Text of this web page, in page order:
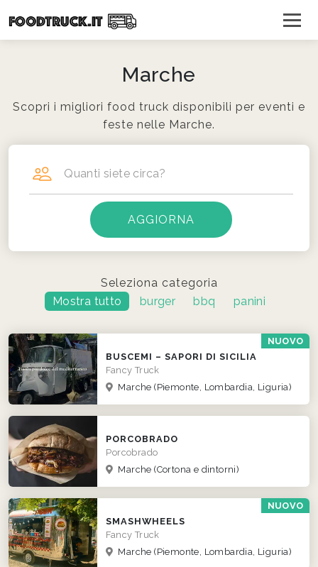
Marche
Scopri i migliori food truck disponibili per eventi e
feste nelle Marche.
Quanti siete circa?
Seleziona categoria
Mostra tutto
burger bbq panini
NUOVO
BUSCEMI – SAPORI DI SICILIA
Fancy Truck
Marche(Piemonte, Lombardia, Liguria)
PORCOBRADO
Porcobrado
Marche(Cortona e dintorni)
NUOVO
SMASHWHEELS
Fancy Truck
Marche(Piemonte, Lombardia, Liguria)